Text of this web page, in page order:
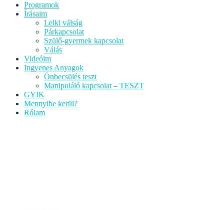
Programok
Írásaim
Lelki válság
Párkapcsolat
Szülő-gyermek kapcsolat
Válás
Videóim
Ingyenes Anyagok
Önbecsülés teszt
Manipuláló kapcsolat – TESZT
GYIK
Mennyibe kerül?
Rólam